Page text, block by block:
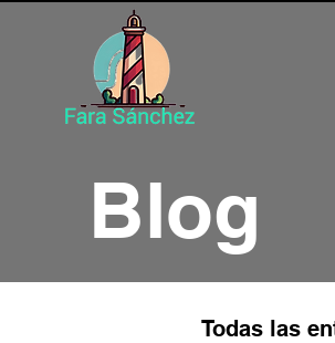
Blog
Todas las